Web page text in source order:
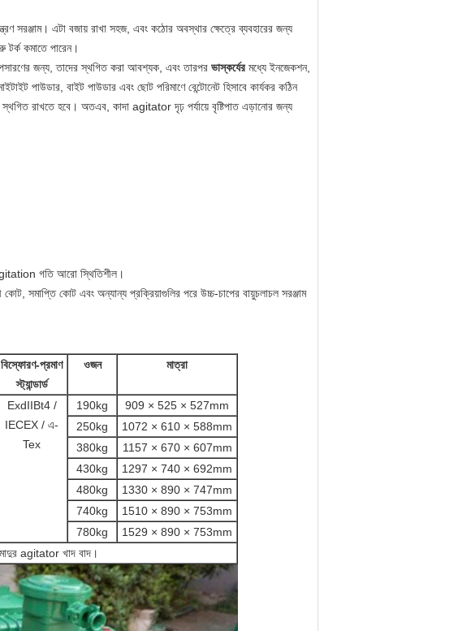
সরঞ্জাম। এটা বজায় রাখা সহজ, এবং কঠোর অবস্থার ক্ষেত্রে ব্যবহারের জন্য
কমাতে পারেন।
জন্য, তাদের স্থগিত করা আবশ্যক, এবং তারপর ভাস্কর্যের মধ্যে ইনজেকশন,
পাউডার, বাইট পাউডার এবং ছোট পরিমাণে বেন্টোনেট হিসাবে কার্যকর কঠিন
স্থগিত রাখতে হবে। অতএব, কাদা agitator দৃঢ় পর্যায়ে বৃষ্টিপাত এড়ানোর জন্য
গতি আরো স্থিতিশীল।
কোট, সমাপ্তি কোট এবং অন্যান্য প্রক্রিয়াগুলির পরে উচ্চ-চাপের বায়ুচলাচল সরঞ্জাম
বিস্ফোরণ-প্রমাণ
স্ট্যান্ডার্ড
ওজন মাত্রা
ExdIIBt4 /
IECEX / এ-
Tex
190kg
909 × 525 × 527mm
250kg
1072 × 610 × 588mm
380kg
1157 × 670 × 607mm
430kg
1297 × 740 × 692mm
480kg
1330 × 890 × 747mm
740kg
1510 × 890 × 753mm
780kg
1529 × 890 × 753mm
agitator খাদ বাদ।